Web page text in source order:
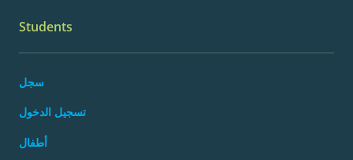
Students
سجل
تسجيل الدخول
أطفال